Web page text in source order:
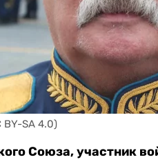
BY-SA 4.0)
Союза, участник